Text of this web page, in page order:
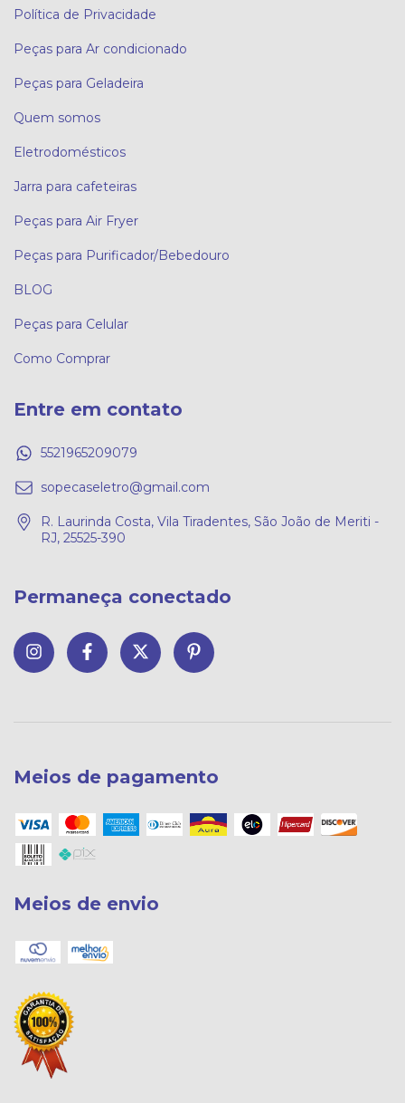
Política de Privacidade
Peças para Ar condicionado
Peças para Geladeira
Quem somos
Eletrodomésticos
Jarra para cafeteiras
Peças para Air Fryer
Peças para Purificador/Bebedouro
BLOG
Peças para Celular
Como Comprar
Entre em contato
5521965209079
sopecaseletro@gmail.com
R. Laurinda Costa, Vila Tiradentes, São João de Meriti -
RJ, 25525-390
Permaneça conectado
Meios de pagamento
Meios de envio